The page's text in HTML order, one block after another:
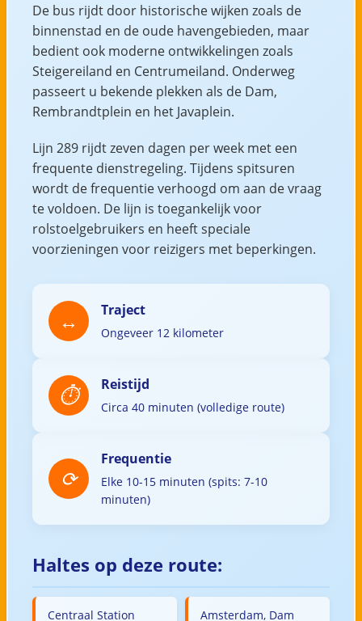
De bus rijdt door historische wijken zoals de
binnenstad en de oude havengebieden, maar
bedient ook moderne ontwikkelingen zoals
Steigereiland en Centrumeiland. Onderweg
passeert u bekende plekken als de Dam,
Rembrandtplein en het Javaplein.
Lijn 289 rijdt zeven dagen per week met een
frequente dienstregeling. Tijdens spitsuren
wordt de frequentie verhoogd om aan de vraag
te voldoen. De lijn is toegankelijk voor
rolstoelgebruikers en heeft speciale
voorzieningen voor reizigers met beperkingen.
Traject
Ongeveer 12 kilometer
Reistijd
Circa 40 minuten (volledige route)
Frequentie
Elke 10-15 minuten (spits: 7-10
minuten)
Haltes op deze route:
Centraal Station Amsterdam, Dam